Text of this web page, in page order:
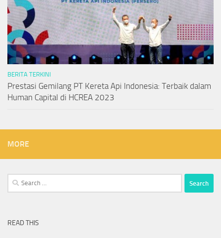
BERITA TERKINI
Prestasi Gemilang PT Kereta Api Indonesia: Terbaik dalam
Human Capital di HCREA 2023
MORE
Search
for:
READ THIS